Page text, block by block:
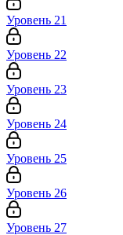
Уровень 21
Уровень 22
Уровень 23
Уровень 24
Уровень 25
Уровень 26
Уровень 27